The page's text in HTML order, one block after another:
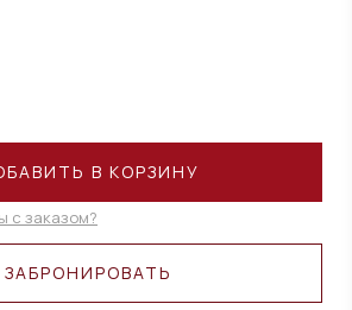
ЗАБРОНИРОВАТЬ
В КОРЗИНУ
с заказом?